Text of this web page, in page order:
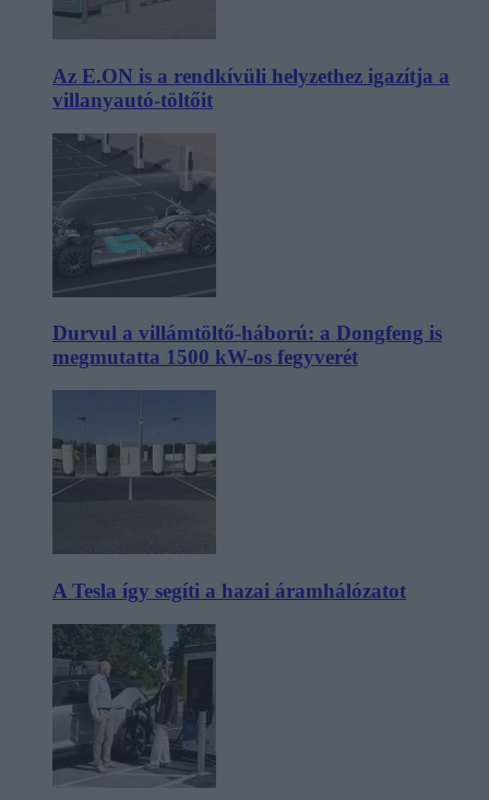
Az E.ON is a rendkívüli helyzethez igazítja a
villanyautó-töltőit
Durvul a villámtöltő-háború: a Dongfeng is
megmutatta 1500 kW-os fegyverét
A Tesla így segíti a hazai áramhálózatot